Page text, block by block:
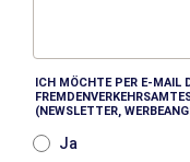
ICH MÖCHTE PER E-MAIL
(NEWSLETTER,
Ja